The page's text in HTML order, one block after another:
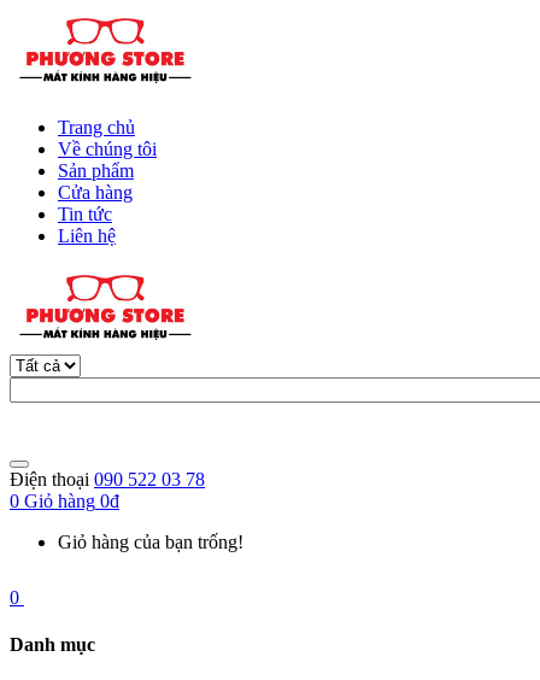
Trang chủ
Về chúng tôi
Sản phẩm
Cửa hàng
Tin tức
Liên hệ
Điện thoại 090 522 03 78
0 Giỏ hàng 0đ
Giỏ hàng của bạn trống!
0
Danh mục